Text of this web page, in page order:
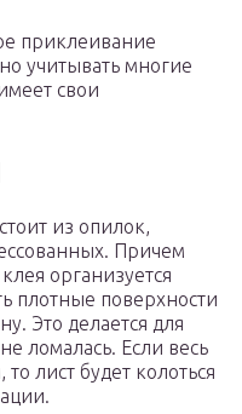
приклеивание
учитывать многие
свои
из опилок,
Причем
организуется
плотные поверхности
Это делается для
ломалась. Если весь
лист будет колоться